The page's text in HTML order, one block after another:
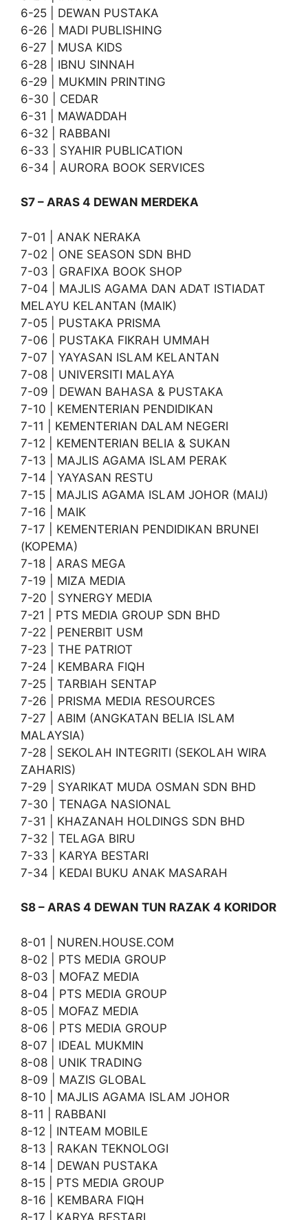
6-25 | DEWAN PUSTAKA
6-26 | MADI PUBLISHING
6-27 | MUSA KIDS
6-28 | IBNU SINNAH
6-29 | MUKMIN PRINTING
6-30 | CEDAR
6-31 | MAWADDAH
6-32 | RABBANI
6-33 | SYAHIR PUBLICATION
6-34 | AURORA BOOK SERVICES
S7 – ARAS 4 DEWAN MERDEKA
7-01 | ANAK NERAKA
7-02 | ONE SEASON SDN BHD
7-03 | GRAFIXA BOOK SHOP
7-04 | MAJLIS AGAMA DAN ADAT ISTIADAT
MELAYU KELANTAN (MAIK)
7-05 | PUSTAKA PRISMA
7-06 | PUSTAKA FIKRAH UMMAH
7-07 | YAYASAN ISLAM KELANTAN
7-08 | UNIVERSITI MALAYA
7-09 | DEWAN BAHASA & PUSTAKA
7-10 | KEMENTERIAN PENDIDIKAN
7-11 | KEMENTERIAN DALAM NEGERI
7-12 | KEMENTERIAN BELIA & SUKAN
7-13 | MAJLIS AGAMA ISLAM PERAK
7-14 | YAYASAN RESTU
7-15 | MAJLIS AGAMA ISLAM JOHOR (MAIJ)
7-16 | MAIK
7-17 | KEMENTERIAN PENDIDIKAN BRUNEI
(KOPEMA)
7-18 | ARAS MEGA
7-19 | MIZA MEDIA
7-20 | SYNERGY MEDIA
7-21 | PTS MEDIA GROUP SDN BHD
7-22 | PENERBIT USM
7-23 | THE PATRIOT
7-24 | KEMBARA FIQH
7-25 | TARBIAH SENTAP
7-26 | PRISMA MEDIA RESOURCES
7-27 | ABIM (ANGKATAN BELIA ISLAM
MALAYSIA)
7-28 | SEKOLAH INTEGRITI (SEKOLAH WIRA
ZAHARIS)
7-29 | SYARIKAT MUDA OSMAN SDN BHD
7-30 | TENAGA NASIONAL
7-31 | KHAZANAH HOLDINGS SDN BHD
7-32 | TELAGA BIRU
7-33 | KARYA BESTARI
7-34 | KEDAI BUKU ANAK MASARAH
S8 – ARAS 4 DEWAN TUN RAZAK 4 KORIDOR
8-01 | NUREN.HOUSE.COM
8-02 | PTS MEDIA GROUP
8-03 | MOFAZ MEDIA
8-04 | PTS MEDIA GROUP
8-05 | MOFAZ MEDIA
8-06 | PTS MEDIA GROUP
8-07 | IDEAL MUKMIN
8-08 | UNIK TRADING
8-09 | MAZIS GLOBAL
8-10 | MAJLIS AGAMA ISLAM JOHOR
8-11 | RABBANI
8-12 | INTEAM MOBILE
8-13 | RAKAN TEKNOLOGI
8-14 | DEWAN PUSTAKA
8-15 | PTS MEDIA GROUP
8-16 | KEMBARA FIQH
8-17 | KARYA BESTARI